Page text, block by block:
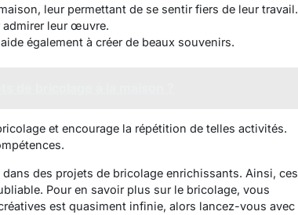
leur permettant de se sentir fiers de leur travail.
admirer leur œuvre.
également à créer de beaux souvenirs.
et encourage la répétition de telles activités.
des projets de bricolage enrichissants. Ainsi, ces
Pour en savoir plus sur le bricolage, vous
est quasiment infinie, alors lancez-vous avec